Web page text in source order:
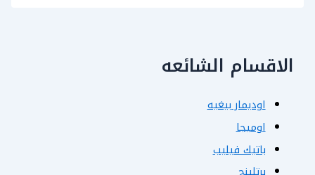
الاقسام الشائعه
اوديمار بيغيه
اوميجا
باتيك فيليب